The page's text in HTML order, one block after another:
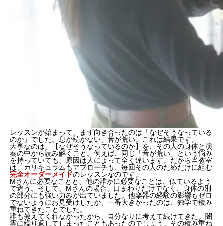
レッスンが始まって、まず向き合ったのは「なぜそうなっている
のか」でした。息が続かない、音が荒い。これは結果です。
大事なのは、【なぜそうなっているのか】を、その人の身体と演
奏の中から読み解くこと。例えば、同じ「音が荒い」という悩み
を持っていても、原因は人によって全く違います。だから当教室
は、カリキュラムもアプローチも、毎回その人のためだけに組む
完全オーダーメイドのレッスンなのです。
Mさんに必要なことと、他の誰かに必要なことは、似ているよう
で違う。そして、Mさんの場合、口まわりだけでなく、身体の別
の部分にも強い力みが出ていました。他楽器の経験の影響もゼロ
でないようにお見受けしたが、一番大きかったのは、 独学で積み
重ねてきたことでした。
誰も教えてくれなかったから、自分なりに考えて続けてきた。闇
雲に繰り返してしまったこともあったのでしょう。その積み重ね